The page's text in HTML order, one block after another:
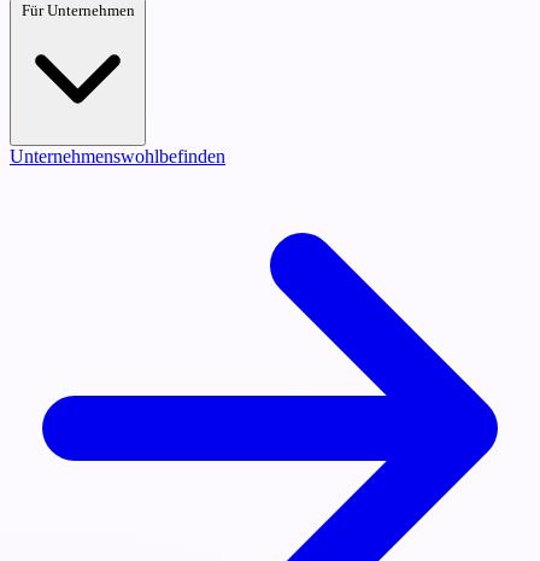
Für Unternehmen
Unternehmenswohlbefinden